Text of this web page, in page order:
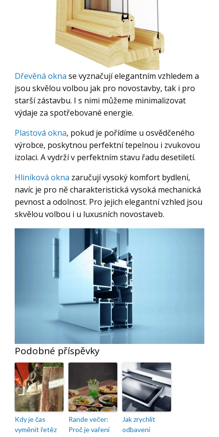
Dřevěná okna se vyznačují elegantním vzhledem a
jsou skvělou volbou jak pro novostavby, tak i pro
starší zástavbu. I s nimi můžeme minimalizovat
výdaje za spotřebované energie.
Plastová okna, pokud je pořídíme u osvědčeného
výrobce, poskytnou perfektní tepelnou i zvukovou
izolaci. A vydrží v perfektním stavu řadu desetiletí.
Hliníková okna zaručují vysoký komfort bydlení,
navíc je pro ně charakteristická vysoká mechanická
pevnost a odolnost. Pro jejich elegantní vzhled jsou
skvělou volbou i u luxusních novostaveb.
Podobné příspěvky
Kdy je čas
vyměnit řetěz
Rande večer:
Proč je vaření
Jak zrychlit
odbavení